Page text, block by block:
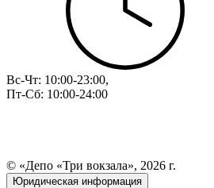
Вс-Чт: 10:00-23:00,
Пт-Сб: 10:00-24:00
© «Депо «Три вокзала», 2026 г.
Юридическая информация